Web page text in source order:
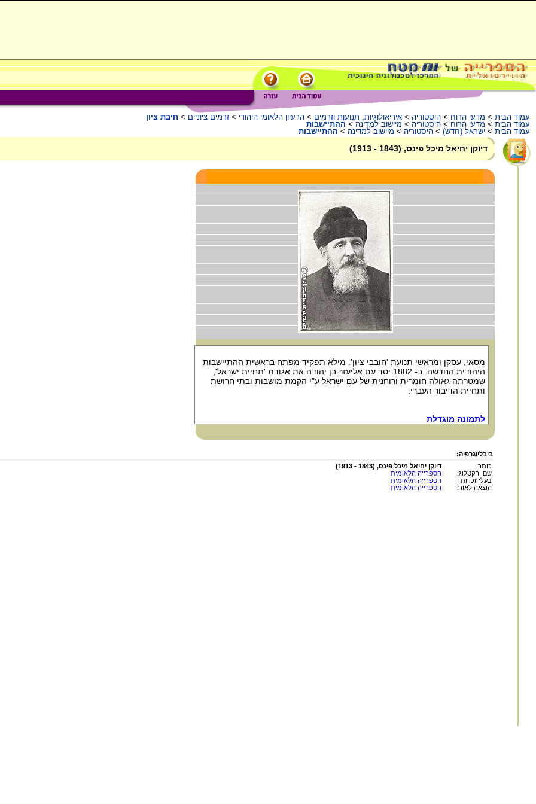
עמוד הבית > מדעי הרוח > היסטוריה > אידיאולוגיות, תנועות וזרמים > הרעיון הלאומי היהודי > זרמים ציוניים > חיבת ציון
עמוד הבית > מדעי הרוח > היסטוריה > מיישוב למדינה > ההתיישבות
עמוד הבית > ישראל (חדש) > היסטוריה > מיישוב למדינה > ההתיישבות
דיוקן יחיאל מיכל פינס, (1843 - 1913)
מסאי, עסקן ומראשי תנועת 'חובבי ציון'. מילא תפקיד מפתח בראשית ההתיישבות
היהודית החדשה. ב- 1882 יסד עם אליעזר בן יהודה את אגודת 'תחיית ישראל',
שמטרתה גאולה חומרית ורוחנית של עם ישראל ע"י הקמת מושבות ובתי חרושת
ותחיית הדיבור העברי.
לתמונה מוגדלת
ביבליוגרפיה:
כותר:
דיוקן יחיאל מיכל פינס, (1843 - 1913)
שם הקטלוג:
הספרייה הלאומית
בעלי זכויות :
הספרייה הלאומית
הוצאה לאור:
הספרייה הלאומית